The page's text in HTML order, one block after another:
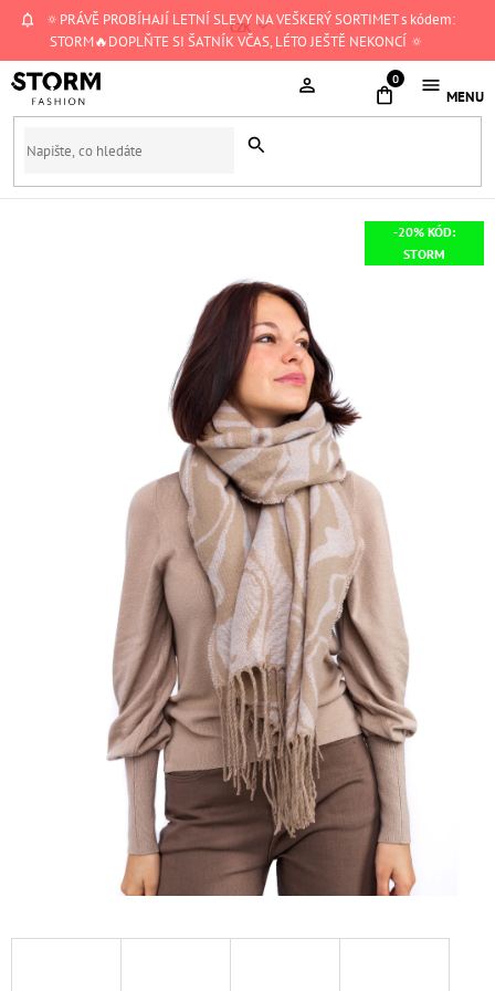
Přejít
🔅PRÁVĚ PROBÍHAJÍ LETNÍ SLEVY NA VEŠKERÝ SORTIMET s kódem:
STORM🔥DOPLŇTE SI ŠATNÍK VČAS, LÉTO JEŠTĚ NEKONCÍ 🔅
CZK
NÁKUPNÍ
-20% KÓD:
STORM